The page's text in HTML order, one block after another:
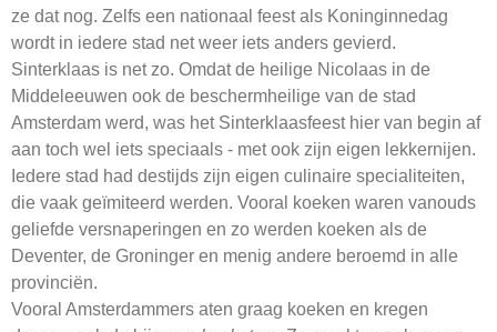
ze dat nog. Zelfs een nationaal feest als Koninginnedag
wordt in iedere stad net weer iets anders gevierd.
Sinterklaas is net zo. Omdat de heilige Nicolaas in de
Middeleeuwen ook de beschermheilige van de stad
Amsterdam werd, was het Sinterklaasfeest hier van begin af
aan toch wel iets speciaals - met ook zijn eigen lekkernijen.
Iedere stad had destijds zijn eigen culinaire specialiteiten,
die vaak geïmiteerd werden. Vooral koeken waren vanouds
geliefde versnaperingen en zo werden koeken als de
Deventer, de Groninger en menig andere beroemd in alle
provinciën.
Vooral Amsterdammers aten graag koeken en kregen